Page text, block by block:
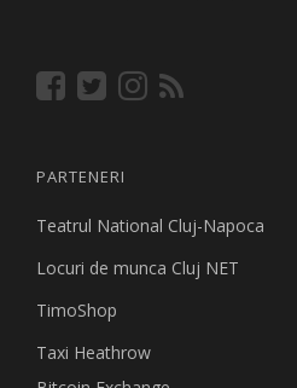
PARTENERI
Teatrul National Cluj-Napoca
Locuri de munca Cluj NET
TimoShop
Taxi Heathrow